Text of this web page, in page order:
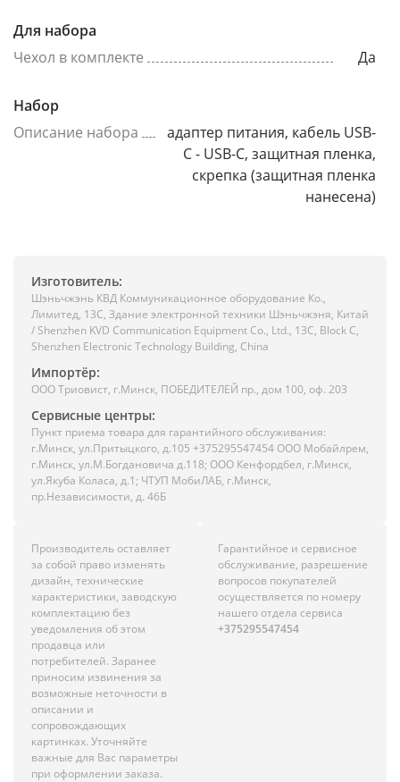
Для набора
Чехол в комплекте
Да
Набор
Описание набора
адаптер питания, кабель USB-
C - USB-C, защитная пленка,
скрепка (защитная пленка
нанесена)
Изготовитель:
Шэньчжэнь КВД Коммуникационное оборудование Ко.,
Лимитед, 13C, Здание электронной техники Шэньчжэня, Китай
/ Shenzhen KVD Communication Equipment Co., Ltd., 13C, Block C,
Shenzhen Electronic Technology Building, China
Импортёр:
ООО Триовист, г.Минск, ПОБЕДИТЕЛЕЙ пр., дом 100, оф. 203
Сервисные центры:
Пункт приема товара для гарантийного обслуживания:
г.Минск, ул.Притыцкого, д.105 +375295547454 ООО Мобайлрем,
г.Минск, ул.М.Богдановича д.118; ООО Кенфордбел, г.Минск,
ул.Якуба Коласа, д.1; ЧТУП МобиЛАБ, г.Минск,
пр.Независимости, д. 46Б
Производитель оставляет
за собой право изменять
дизайн, технические
характеристики, заводскую
комплектацию без
уведомления об этом
продавца или
потребителей. Заранее
приносим извинения за
возможные неточности в
описании и
сопровождающих
картинках. Уточняйте
важные для Вас параметры
при оформлении заказа.
Гарантийное и сервисное
обслуживание, разрешение
вопросов покупателей
осуществляется по номеру
нашего отдела сервиса
+375295547454